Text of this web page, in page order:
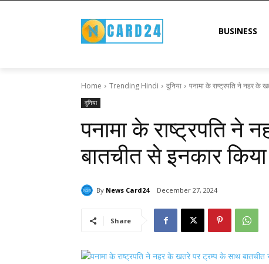
BUSINESS
Home Trending Hindi दुनिया पनामा के राष्ट्रपति ने नहर के
दुनिया
पनामा के राष्ट्रपति ने
बातचीत से इनकार किया
By News Card24 December 27, 2024
Share